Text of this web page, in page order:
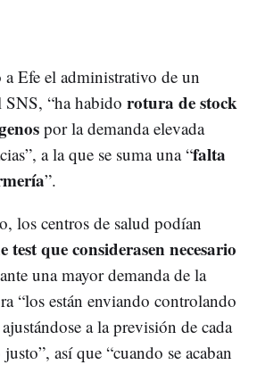
Efe el administrativo de un
SNS, “ha habido rotura de stock
por la demanda elevada
a la que se suma una “falta
”.
los centros de salud podían
test que considerasen necesario
una mayor demanda de la
“los están enviando controlando
a la previsión de cada
así que “cuando se acaban